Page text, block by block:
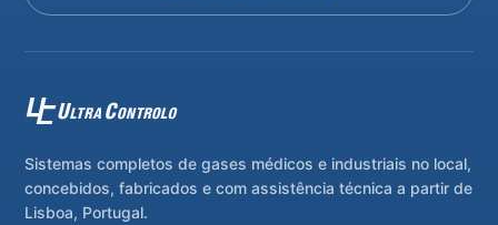
Sistemas completos de gases médicos e industriais no local,
concebidos, fabricados e com assistência técnica a partir de
Lisboa, Portugal.